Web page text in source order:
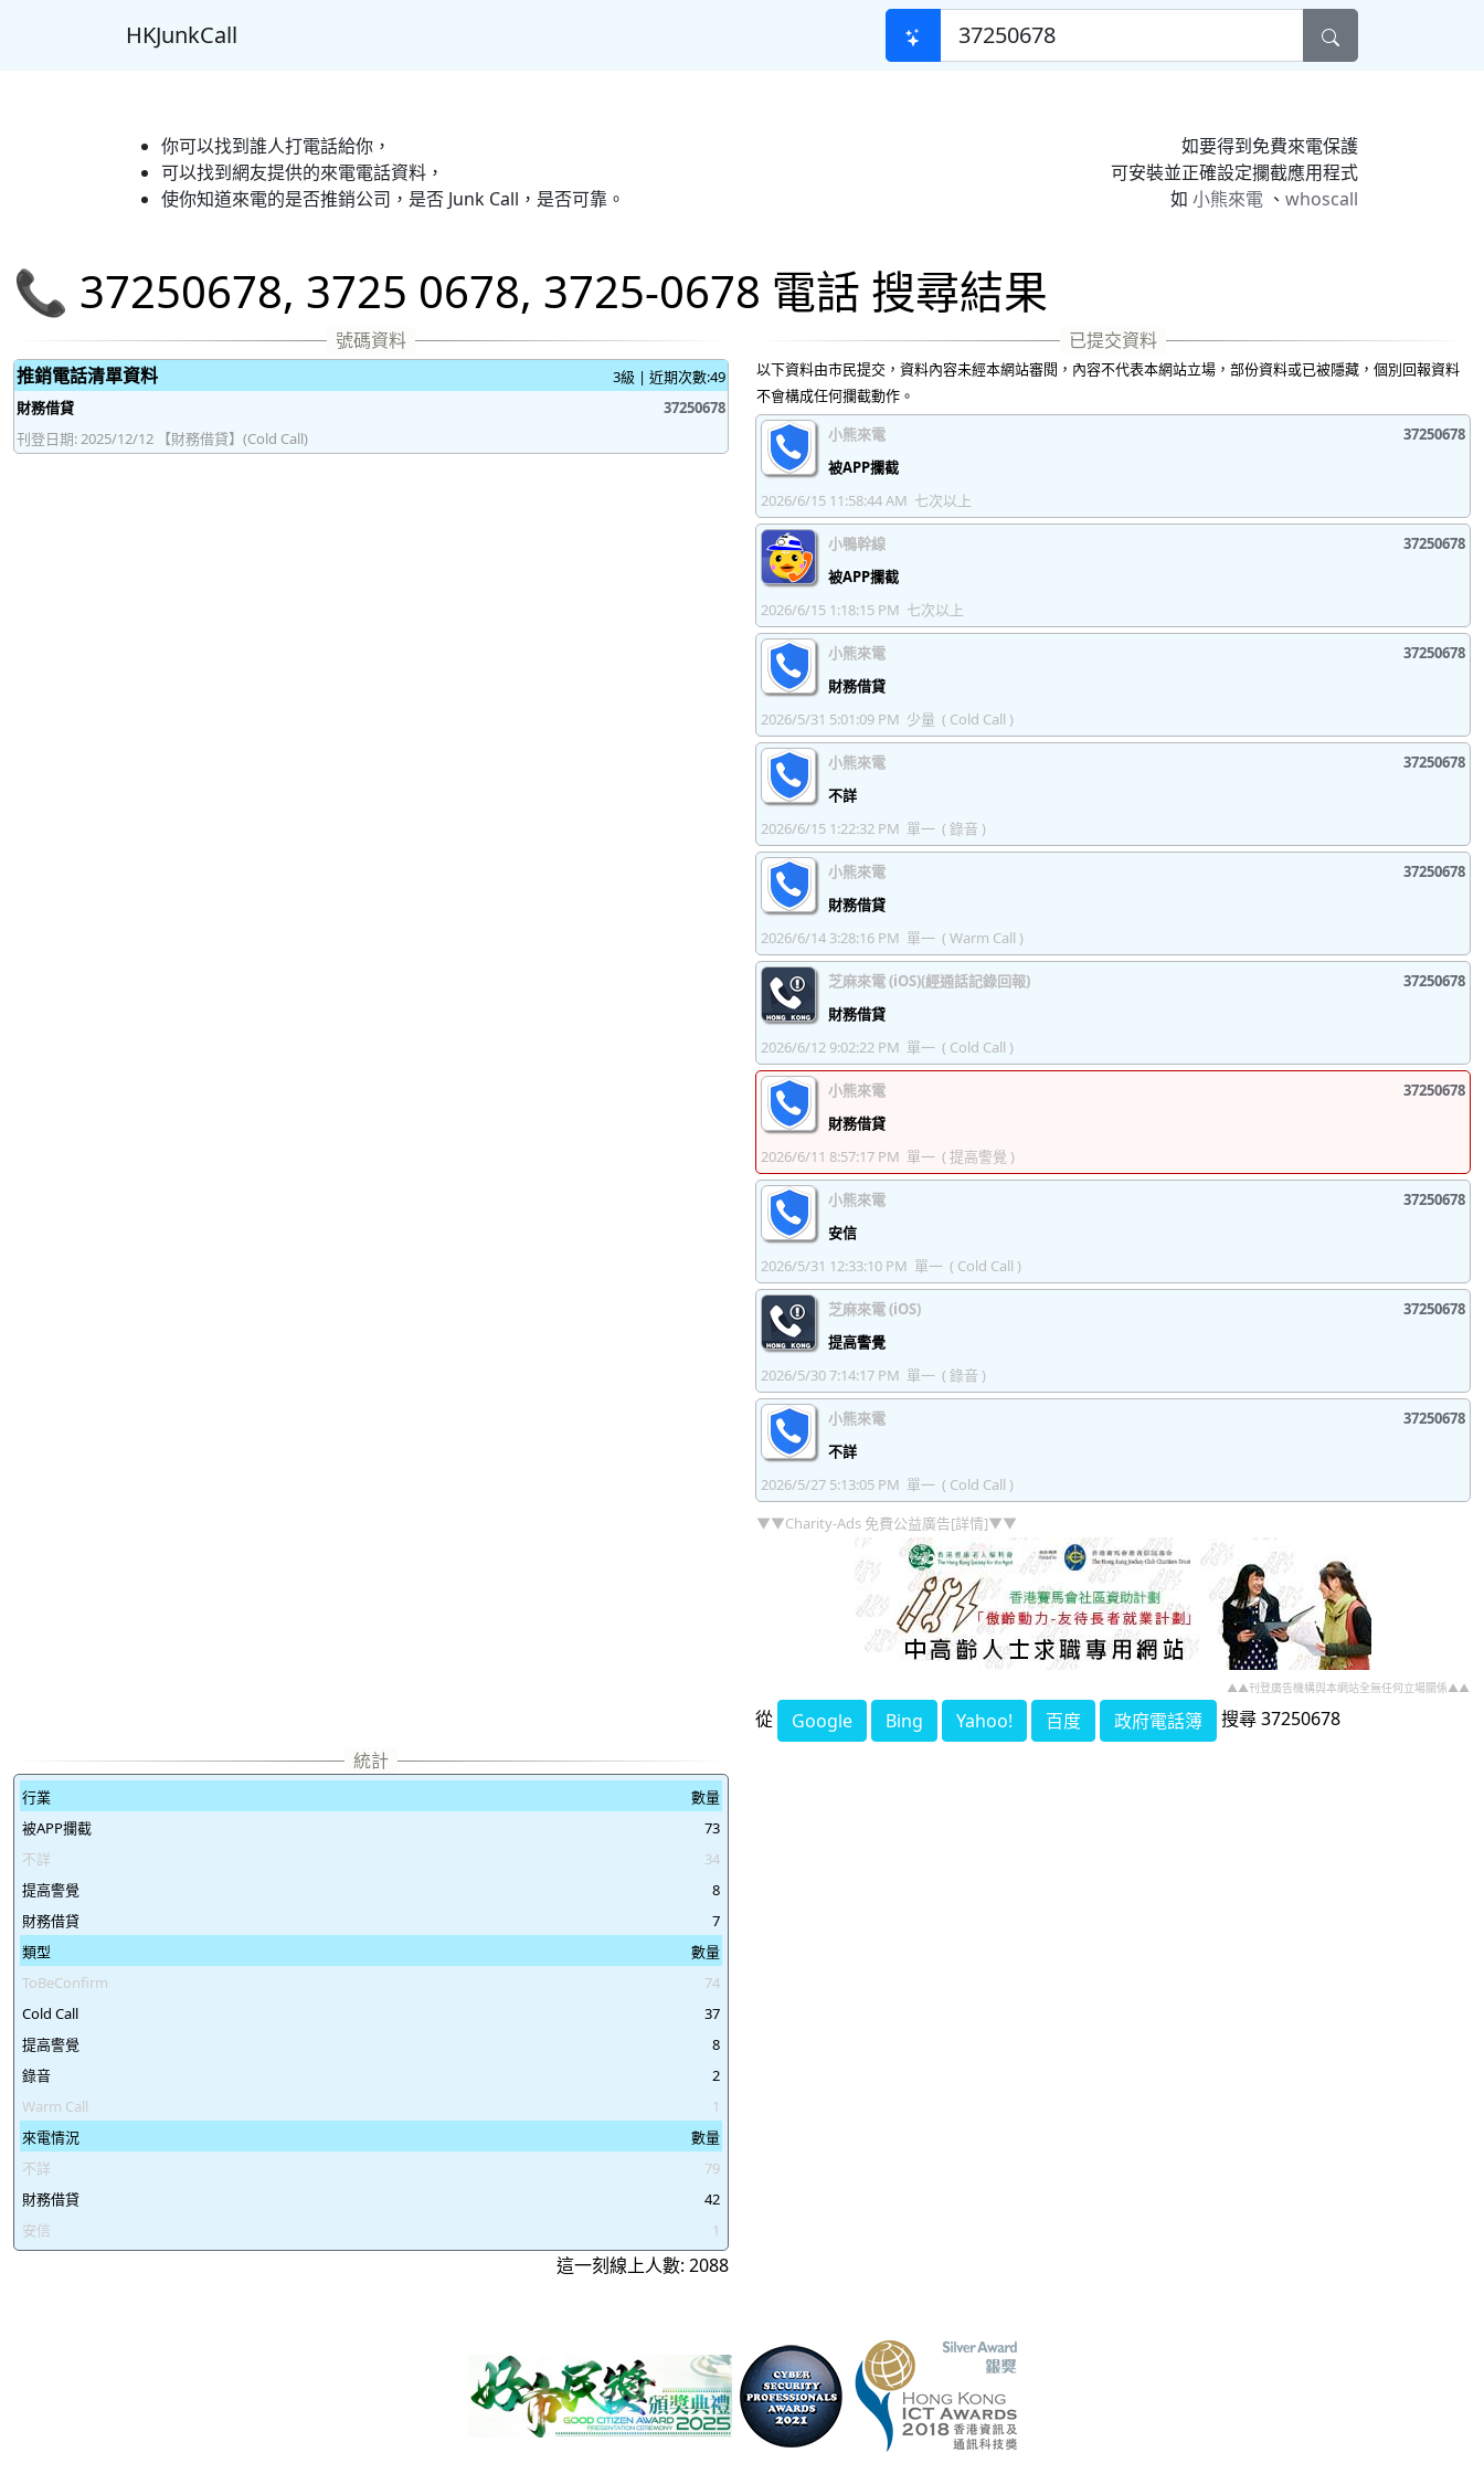
HKJunkCall
你可以找到誰人打電話給你，
可以找到網友提供的來電電話資料，
使你知道來電的是否推銷公司，是否 Junk Call，是否可靠。
如要得到免費來電保護
可安裝並正確設定攔截應用程式
如 小熊來電 、 whoscall
📞 37250678, 3725 0678, 3725-0678 電話 搜尋結果
推銷電話清單資料
3級 | 近期次數:49
財務借貸
37250678
刊登日期: 2025/12/12 【財務借貸】(Cold Call)
以下資料由市民提交，資料內容未經本網站審閱，內容不代表本網站立場，部份資料或已被隱藏，個別回報資料
不會構成任何攔截動作。
小熊來電
37250678
被APP攔截
2026/6/15 11:58:44 AM 七次以上
小鴨幹線
37250678
被APP攔截
2026/6/15 1:18:15 PM 七次以上
小熊來電
37250678
財務借貸
2026/5/31 5:01:09 PM 少量 ( Cold Call )
小熊來電
37250678
不詳
2026/6/15 1:22:32 PM 單一 ( 錄音 )
小熊來電
37250678
財務借貸
2026/6/14 3:28:16 PM 單一 ( Warm Call )
芝麻來電 (iOS)(經通話記錄回報)
37250678
財務借貸
2026/6/12 9:02:22 PM 單一 ( Cold Call )
小熊來電
37250678
財務借貸
2026/6/11 8:57:17 PM 單一 ( 提高警覺 )
小熊來電
37250678
安信
2026/5/31 12:33:10 PM 單一 ( Cold Call )
芝麻來電 (iOS)
37250678
提高警覺
2026/5/30 7:14:17 PM 單一 ( 錄音 )
小熊來電
37250678
不詳
2026/5/27 5:13:05 PM 單一 ( Cold Call )
▼▼Charity-Ads 免費公益廣告[詳情]▼▼
▲▲刊登廣告機構與本網站全無任何立場關係▲▲
從 Google Bing Yahoo! 百度 政府電話簿 搜尋 37250678
行業
數量
被APP攔截
73
不詳
34
提高警覺
8
財務借貸
7
類型
數量
ToBeConfirm
74
Cold Call
37
提高警覺
8
錄音
2
Warm Call
1
來電情況
數量
不詳
79
財務借貸
42
安信
1
這一刻線上人數: 2088